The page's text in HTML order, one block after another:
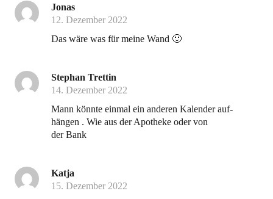
Jonas
12. Dezember 2022
Das wäre was für mei­ne Wand 🙂
Stephan Trettin
14. Dezember 2022
Mann könn­te ein­mal ein ande­ren Kalen­der auf­
hän­gen . Wie aus der Apo­the­ke oder von
der Bank
Katja
15. Dezember 2022